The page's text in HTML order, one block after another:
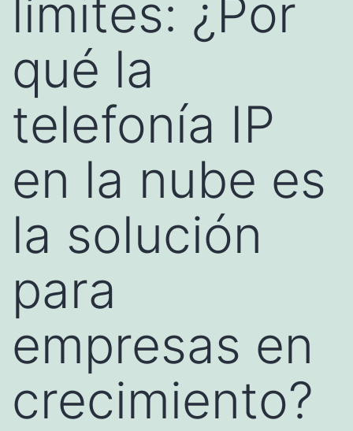
límites: ¿Por
qué la
telefonía IP
en la nube es
la solución
para
empresas en
crecimiento?